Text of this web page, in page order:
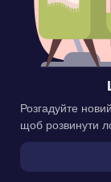
Розгадуйте
щоб розвинути